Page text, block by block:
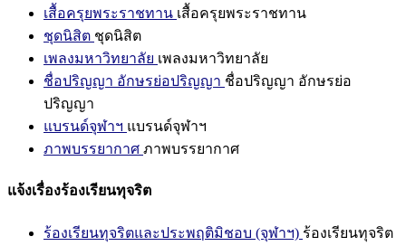
เสื้อครุยพระราชทาน เสื้อครุยพระราชทาน
ชุดนิสิต ชุดนิสิต
เพลงมหาวิทยาลัย เพลงมหาวิทยาลัย
ชื่อปริญญา อักษรย่อปริญญา ชื่อปริญญา อักษรย่อ
ปริญญา
แบรนด์จุฬาฯ แบรนด์จุฬาฯ
ภาพบรรยากาศ ภาพบรรยากาศ
แจ้งเรื่องร้องเรียนทุจริต
ร้องเรียนทุจริตและประพฤติมิชอบ (จุฬาฯ) ร้องเรียนทุจริต